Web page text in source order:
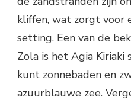
kliffen, wat zorgt voor
setting. Een van de
Zola is het Agia Kiriaki
kunt zonnebaden en
azuurblauwe zee.